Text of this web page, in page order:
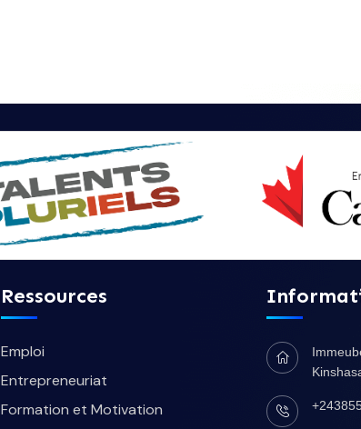
Ressources
Emploi
Entrepreneuriat
Formation et Motivation